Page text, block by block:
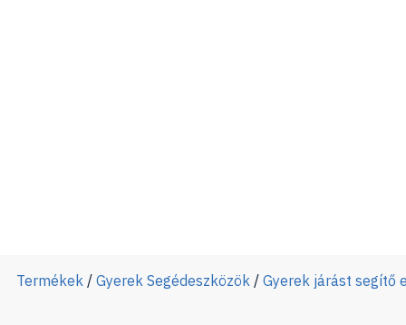
Termékek / Gyerek Segédeszközök / Gyerek járást segítő